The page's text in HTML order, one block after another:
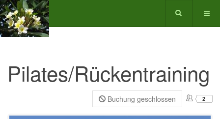
Pilates/Rückentraining
Buchung geschlossen 2